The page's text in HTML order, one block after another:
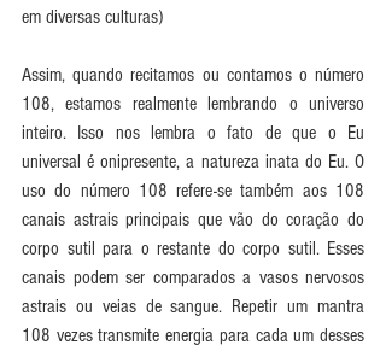
em diversas culturas)
Assim, quando recitamos ou contamos o número
108, estamos realmente lembrando o universo
inteiro. Isso nos lembra o fato de que o Eu
universal é onipresente, a natureza inata do Eu. O
uso do número 108 refere-se também aos 108
canais astrais principais que vão do coração do
corpo sutil para o restante do corpo sutil. Esses
canais podem ser comparados a vasos nervosos
astrais ou veias de sangue. Repetir um mantra
108 vezes transmite energia para cada um desses